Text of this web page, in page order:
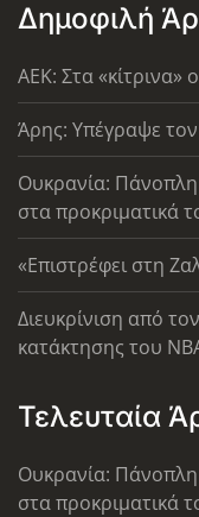
Δημοφιλή
AEK: Στα «κίτρινα»
Άρης: Υπέγραψε
Ουκρανία:
στα προκριματικά
«Επιστρέφει στη
Διευκρίνιση από
κατάκτησης του
Τελευταία
Ουκρανία:
στα προκριματικά